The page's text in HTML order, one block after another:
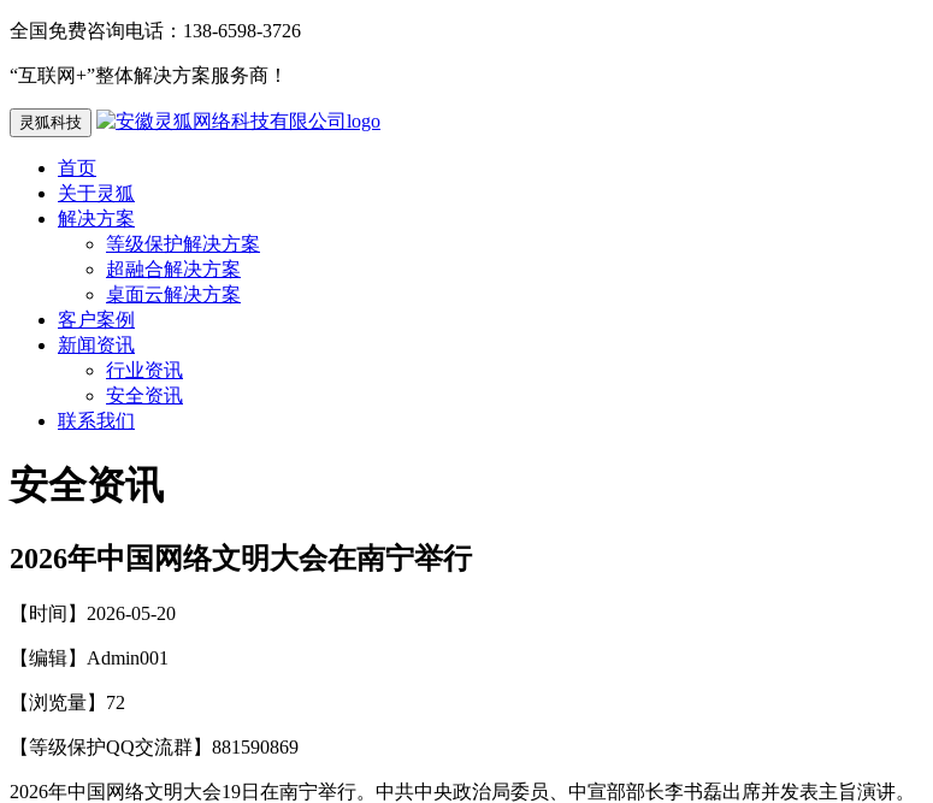
全国免费咨询电话：138-6598-3726
“互联网+”整体解决方案服务商！
灵狐科技
首页
关于灵狐
解决方案
等级保护解决方案
超融合解决方案
桌面云解决方案
客户案例
新闻资讯
行业资讯
安全资讯
联系我们
安全资讯
2026年中国网络文明大会在南宁举行
【时间】2026-05-20
【编辑】Admin001
【浏览量】 72
【等级保护QQ交流群】881590869
2026年中国网络文明大会19日在南宁举行。中共中央政治局委员、中宣部部长李书磊出席并发表主旨演讲。